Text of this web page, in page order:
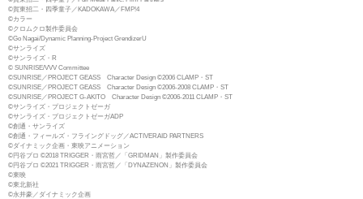
©賀東招二・四季童子／KADOKAWA／FMP!4
©カラー
©クロムクロ製作委員会
©Go Nagai/Dynamic Planning-Project GrendizerU
©サンライズ
©サンライズ・R
© SUNRISE/VVV Committee
©SUNRISE／PROJECT GEASS Character Design ©2006 CLAMP・ST
©SUNRISE／PROJECT GEASS Character Design ©2006-2008 CLAMP・ST
©SUNRISE／PROJECT G-AKITO Character Design ©2006-2011 CLAMP・ST
©サンライズ・プロジェクトゼーガ
©サンライズ・プロジェクトゼーガADP
©創通・サンライズ
©創通・フィールズ・フライングドッグ／ACTIVERAID PARTNERS
©ダイナミック企画・東映アニメーション
©円谷プロ ©2018 TRIGGER・雨宮哲／「GRIDMAN」製作委員会
©円谷プロ ©2021 TRIGGER・雨宮哲／「DYNAZENON」製作委員会
©東映
©東北新社
©永井豪／ダイナミック企画